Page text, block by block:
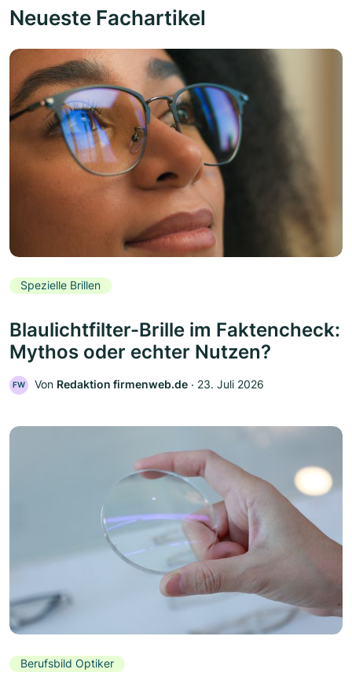
Neueste Fachartikel
Spezielle Brillen
Blaulichtfilter-Brille im Faktencheck:
Mythos oder echter Nutzen?
FW Von Redaktion firmenweb.de ‧ 23. Juli 2026
Berufsbild Optiker